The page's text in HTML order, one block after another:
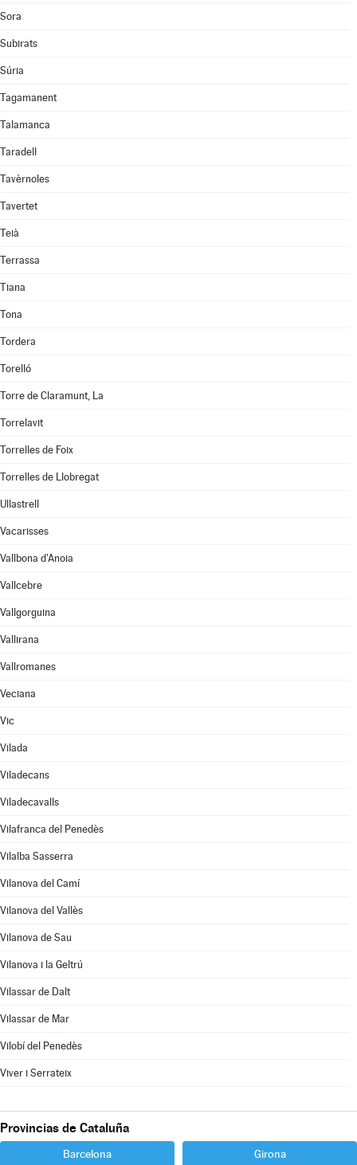
Sora
Subirats
Súria
Tagamanent
Talamanca
Taradell
Tavèrnoles
Tavertet
Teià
Terrassa
Tiana
Tona
Tordera
Torelló
Torre de Claramunt, La
Torrelavit
Torrelles de Foix
Torrelles de Llobregat
Ullastrell
Vacarisses
Vallbona d'Anoia
Vallcebre
Vallgorguina
Vallirana
Vallromanes
Veciana
Vic
Vilada
Viladecans
Viladecavalls
Vilafranca del Penedès
Vilalba Sasserra
Vilanova del Camí
Vilanova del Vallès
Vilanova de Sau
Vilanova i la Geltrú
Vilassar de Dalt
Vilassar de Mar
Vilobí del Penedès
Viver i Serrateix
Provincias de Cataluña
Barcelona Girona